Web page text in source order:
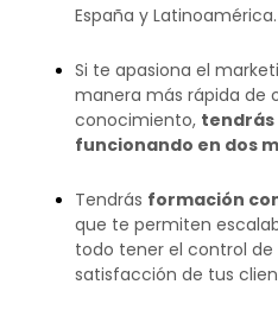
España y Latinoamérica.
Si te apasiona el
manera más rápida de
conocimiento, tendrás
funcionando en dos
Tendrás formación
que te permiten
todo tener el control
satisfacción de tus